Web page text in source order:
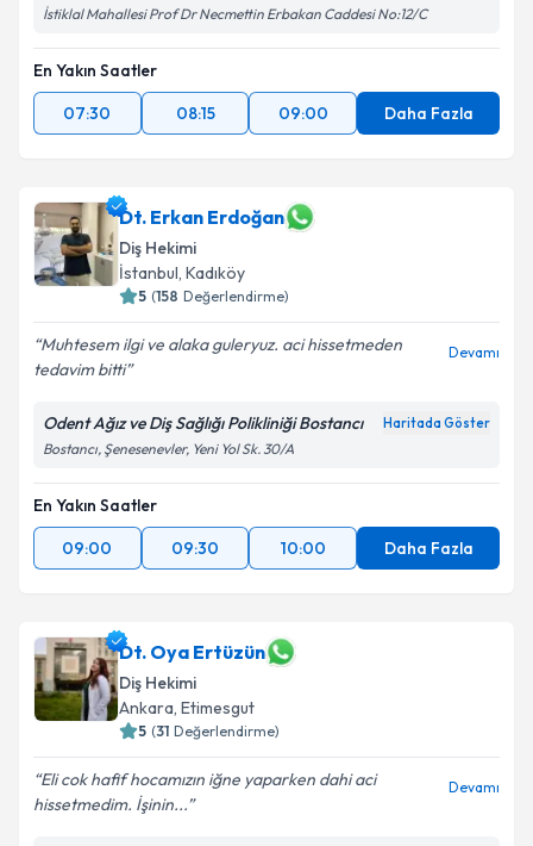
İstiklal Mahallesi Prof Dr Necmettin Erbakan Caddesi No:12/C
En Yakın Saatler
07:30
08:15 09:00 Daha Fazla
Dt. Erkan Erdoğan
Diş Hekimi
İstanbul, Kadıköy
5 (158 Değerlendirme)
Muhtesem ilgi ve alaka guleryuz. aci hissetmeden
tedavim bitti
Devamı
Odent Ağız ve Diş Sağlığı Polikliniği Bostancı Haritada Göster
Bostancı, Şenesenevler, Yeni Yol Sk. 30/A
En Yakın Saatler
09:00
09:30 10:00 Daha Fazla
Dt. Oya Ertüzün
Diş Hekimi
Ankara, Etimesgut
5 (31 Değerlendirme)
Eli cok hafif hocamızın iğne yaparken dahi aci
hissetmedim. İşinin...
Devamı